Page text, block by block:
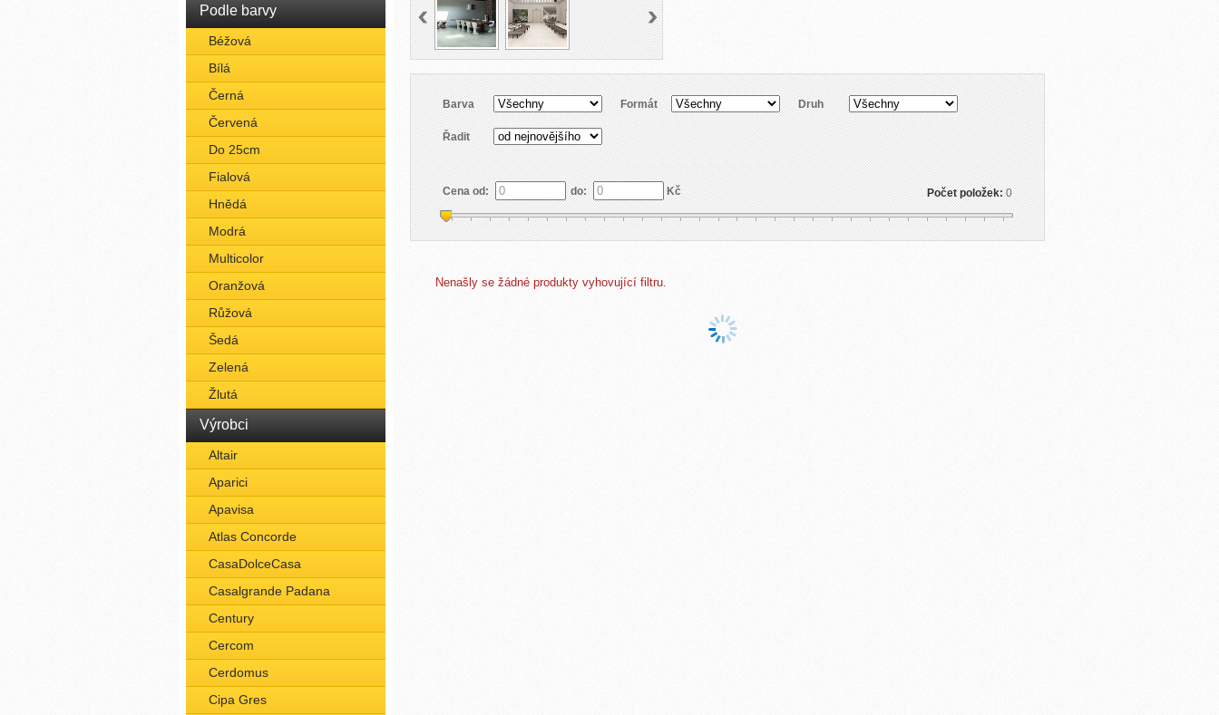
Podle barvy
Béžová
Bílá
Černá
Červená
Do 25cm
Fialová
Hnědá
Modrá
Multicolor
Oranžová
Růžová
Šedá
Zelená
Žlutá
Výrobci
Altair
Aparici
Apavisa
Atlas Concorde
CasaDolceCasa
Casalgrande Padana
Century
Cercom
Cerdomus
Cipa Gres
Barva Formát Druh
Řadit
Cena od: do: Kč Počet položek:0
Nenašly se žádné produkty vyhovující filtru.